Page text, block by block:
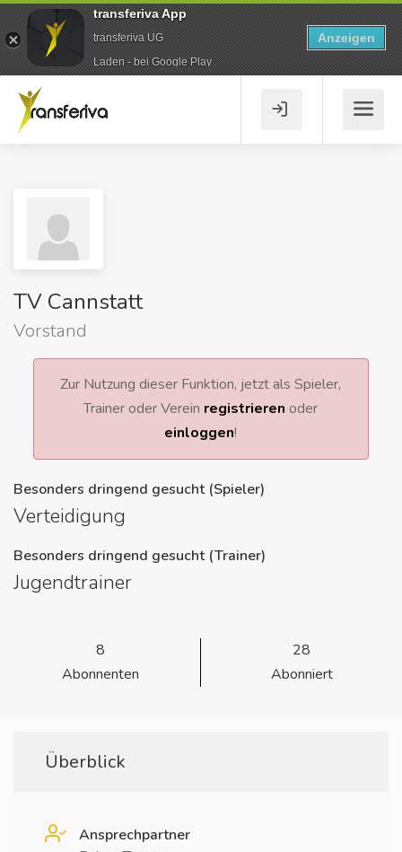
TV Cannstatt
Vorstand
Zur Nutzung dieser Funktion, jetzt als Spieler,
Trainer oder Verein registrieren oder
einloggen!
Besonders dringend gesucht (Spieler)
Verteidigung
Besonders dringend gesucht (Trainer)
Jugendtrainer
8
Abonnenten
28
Abonniert
Überblick
Ansprechpartner
transferiva App
transferiva UG
Laden - bei Google Play
Anzeigen